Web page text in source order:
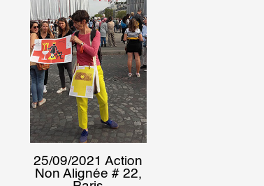
25/09/2021 Action
Non Alignée # 22,